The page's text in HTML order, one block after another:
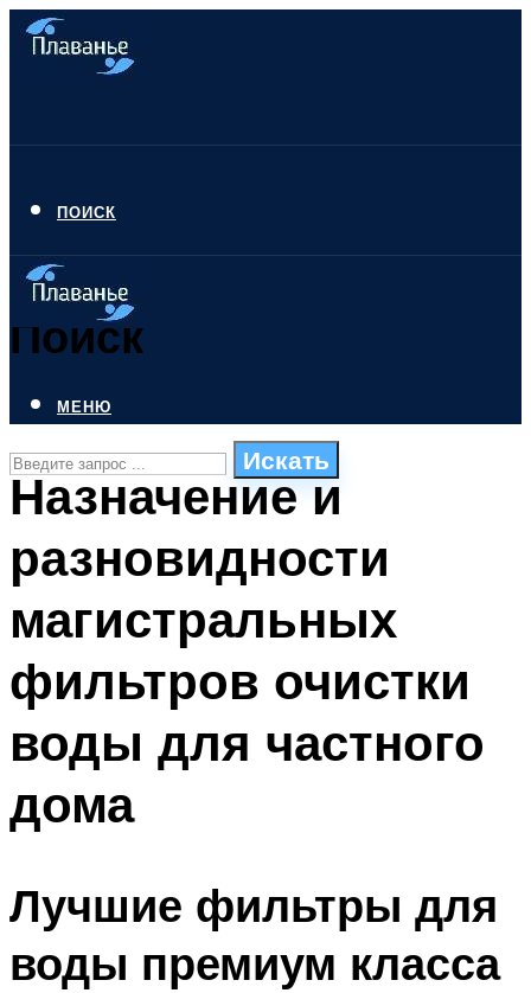
ПОИСК
Поиск
Искать
ПЛАВАНЬЕ ДЛЯ ДЕТЕЙ
БАССЕЙН ДЛЯ ДОМА
МЕНЮ
МЕНЮ
Назначение и
разновидности
магистральных
фильтров очистки
воды для частного
дома
Лучшие фильтры для
воды премиум класса